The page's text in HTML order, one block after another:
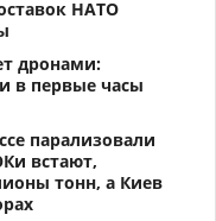
НАТО
дронами:
в первые часы
парализовали
встают,
тонн, а Киев